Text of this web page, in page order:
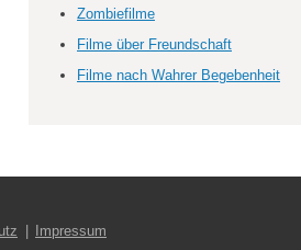
Zombiefilme
Filme über Freundschaft
Filme nach Wahrer Begebenheit
Impressum